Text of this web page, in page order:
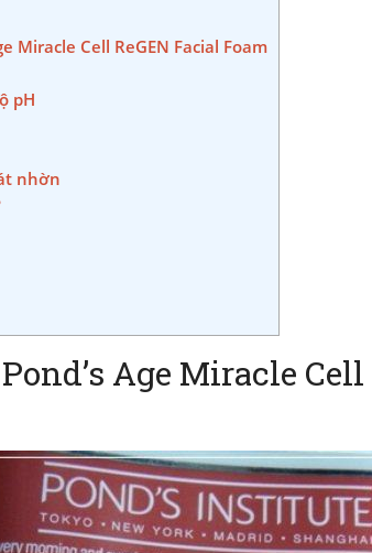
Miracle Cell ReGEN Facial Foam
pH
nhờn
Age Miracle